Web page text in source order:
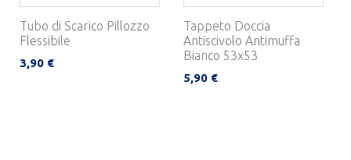
Tubo di Scarico Pillozzo
Flessibile
3,90 €
Tappeto Doccia
Antiscivolo Antimuffa
Bianco 53x53
5,90 €